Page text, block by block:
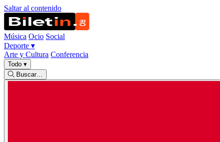
Saltar al contenido
Música Ocio Social
Deporte ▾
Arte y Cultura Conferencia
Todo ▾
Buscar…